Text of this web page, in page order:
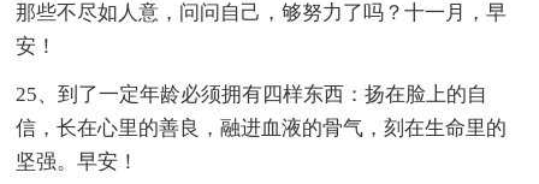
那些不尽如人意，问问自己，够努力了吗？十一月，早
安！
25、到了一定年龄必须拥有四样东西：扬在脸上的自
信，长在心里的善良，融进血液的骨气，刻在生命里的
坚强。早安！